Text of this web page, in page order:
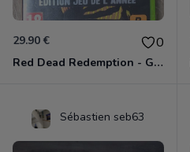
29.90 € 0
Red Dead Redemption - Game Of The Year Xbox 360
Sébastien seb63